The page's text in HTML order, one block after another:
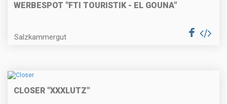
WERBESPOT "FTI TOURISTIK - EL GOUNA"
Salzkammergut
CLOSER "XXXLUTZ"